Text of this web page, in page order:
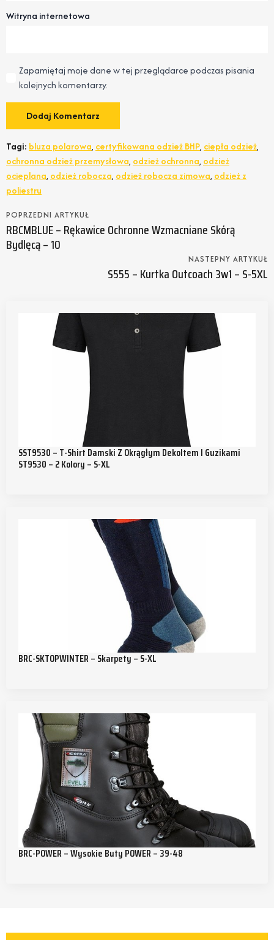
Witryna internetowa
Zapamiętaj moje dane w tej przeglądarce podczas pisania
kolejnych komentarzy.
Tagi: bluza polarowa, certyfikowana odzież BHP, ciepła odzież,
ochronna odzież przemysłowa, odzież ochronna, odzież
ocieplana, odzież robocza, odzież robocza zimowa, odzież z
poliestru
POPRZEDNI ARTYKUŁ
RBCMBLUE – Rękawice Ochronne Wzmacniane Skórą
Bydlęcą – 10
NASTEPNY ARTYKUŁ
S555 – Kurtka Outcoach 3w1 – S-5XL
SST9530 – T-Shirt Damski Z Okrągłym Dekoltem I Guzikami
ST9530 – 2 Kolory – S-XL
BRC-SKTOPWINTER – Skarpety – S-XL
BRC-POWER – Wysokie Buty POWER – 39-48